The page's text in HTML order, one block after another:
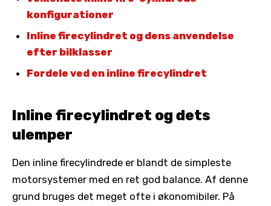
konfigurationer
Inline firecylindret og dens anvendelse
efter bilklasser
Fordele ved en inline firecylindret
Inline firecylindret og dets
ulemper
Den inline firecylindrede er blandt de simpleste
motorsystemer med en ret god balance. Af denne
grund bruges det meget ofte i økonomibiler. På